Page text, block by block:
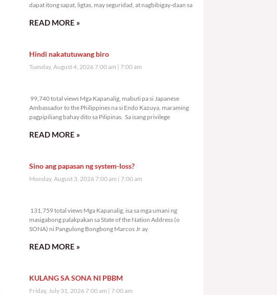
dapat itong sapat, ligtas, may seguridad, at nagbibigay-daan sa
READ MORE »
Hindi nakatutuwang biro
Tuesday, August 4, 2026 7:00 am 7:00 am
99,740 total views Mga Kapanalig, mabuti pa si Japanese
Ambassador to the Philippines na si Endo Kazuya, maraming
pagpipiliang bahay dito sa Pilipinas. Sa isang privilege
READ MORE »
Sino ang papasan ng system-loss?
Monday, August 3, 2026 7:00 am 7:00 am
131,759 total views Mga Kapanalig, isa sa mga umani ng
masigabong palakpakan sa State of the Nation Address (o
SONA) ni Pangulong Bongbong Marcos Jr ay
READ MORE »
KULANG SA SONA NI PBBM
Friday, July 31, 2026 7:00 am 7:00 am